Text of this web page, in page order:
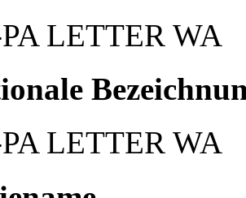
LETTER WA
LETTER WA